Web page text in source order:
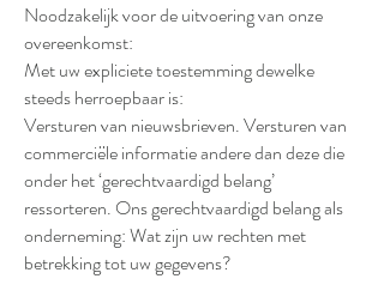
Noodzakelijk voor de uitvoering van onze
overeenkomst:
Met uw expliciete toestemming dewelke
steeds herroepbaar is:
Versturen van nieuwsbrieven. Versturen van
commerciële informatie andere dan deze die
onder het ‘gerechtvaardigd belang’
ressorteren. Ons gerechtvaardigd belang als
onderneming: Wat zijn uw rechten met
betrekking tot uw gegevens?